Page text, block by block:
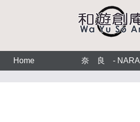
Home 奈 良 - NARA